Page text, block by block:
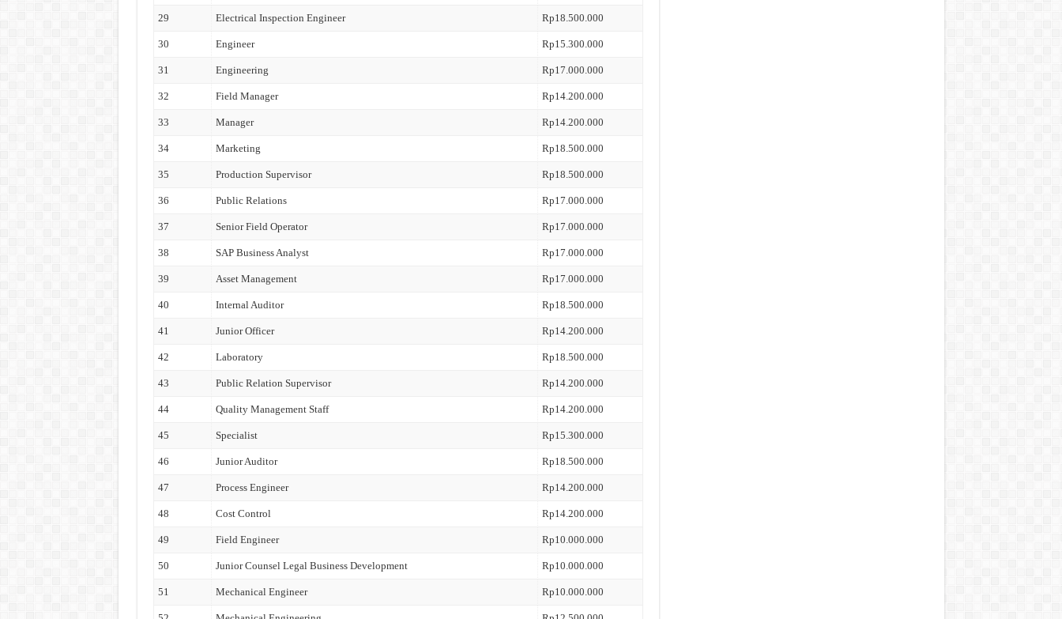
29 Electrical Inspection Engineer Rp18.500.000
30 Engineer Rp15.300.000
31 Engineering Rp17.000.000
32 Field Manager Rp14.200.000
33 Manager Rp14.200.000
34 Marketing Rp18.500.000
35 Production Supervisor Rp18.500.000
36 Public Relations Rp17.000.000
37 Senior Field Operator Rp17.000.000
38 SAP Business Analyst Rp17.000.000
39 Asset Management Rp17.000.000
40 Internal Auditor Rp18.500.000
41 Junior Officer Rp14.200.000
42 Laboratory Rp18.500.000
43 Public Relation Supervisor Rp14.200.000
44 Quality Management Staff Rp14.200.000
45 Specialist Rp15.300.000
46 Junior Auditor Rp18.500.000
47 Process Engineer Rp14.200.000
48 Cost Control Rp14.200.000
49 Field Engineer Rp10.000.000
50 Junior Counsel Legal Business Development Rp10.000.000
51 Mechanical Engineer Rp10.000.000